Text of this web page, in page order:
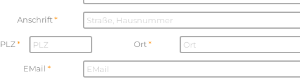
Anschrift
PLZ Ort
EMail